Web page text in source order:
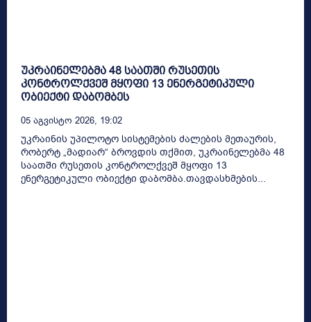
უკრაინელებმა 48 საათში რუსეთის
კონტროლქვეშ მყოფი 13 ენერგეტიკული
ობიექტი დაბომბეს
05 Აგვისტო 2026, 19:02
უკრაინის უპილოტო სისტემების ძალების მეთაურის,
რობერტ „მადიარ“ ბროვდის თქმით, უკრაინელებმა 48
საათში რუსეთის კონტროლქვეშ მყოფი 13
ენერგეტიკული ობიექტი დაბომბა.თავდასხმების...